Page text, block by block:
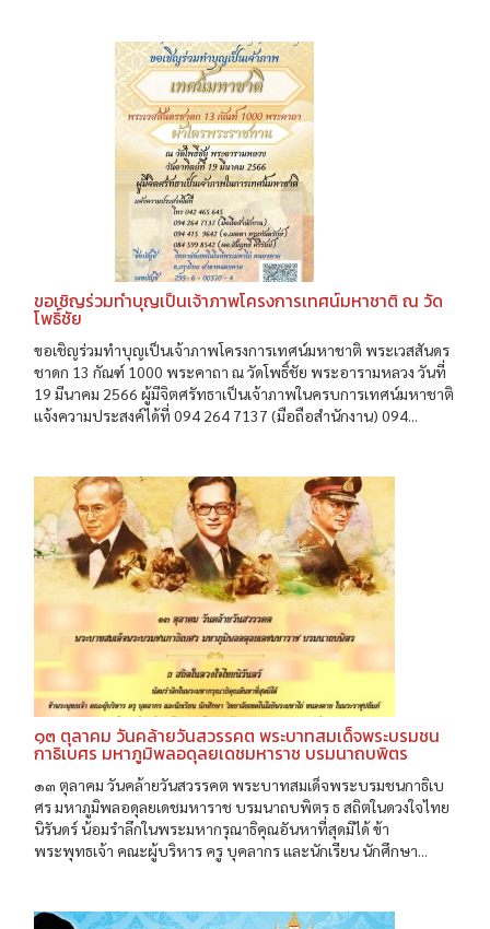
ขอเชิญร่วมทำบุญเป็นเจ้าภาพโครงการเทศน์มหาชาติ ณ วัด
โพธิ์ชัย
ขอเชิญร่วมทำบุญเป็นเจ้าภาพโครงการเทศน์มหาชาติ พระเวสสันดร
ชาดก 13 กัณฑ์ 1000 พระคาถา ณ วัดโพธิ์ชัย พระอารามหลวง วันที่
19 มีนาคม 2566 ผู้มีจิตศรัทธาเป็นเจ้าภาพในครบการเทศน์มหาชาติ
แจ้งความประสงค์ได้ที่ 094 264 7137 (มือถือสำนักงาน) 094...
๑๓ ตุลาคม วันคล้ายวันสวรรคต พระบาทสมเด็จพระบรมชน
กาธิเบศร มหาภูมิพลอดุลยเดชมหาราช บรมนาถบพิตร
๑๓ ตุลาคม วันคล้ายวันสวรรคต พระบาทสมเด็จพระบรมชนกาธิเบ
ศร มหาภูมิพลอดุลยเดชมหาราช บรมนาถบพิตร ธ สถิตในดวงใจไทย
นิรันดร์ น้อมรำลึกในพระมหากรุณาธิคุณอันหาที่สุดมิได้ ข้า
พระพุทธเจ้า คณะผู้บริหาร ครู บุคลากร และนักเรียน นักศึกษา...